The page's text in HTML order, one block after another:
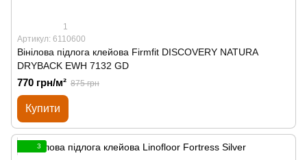
1
Артикул: 6110600
Вінілова підлога клейова Firmfit DISCOVERY NATURA
DRYBACK EWH 7132 GD
770 грн/м² 875 грн
Купити
3